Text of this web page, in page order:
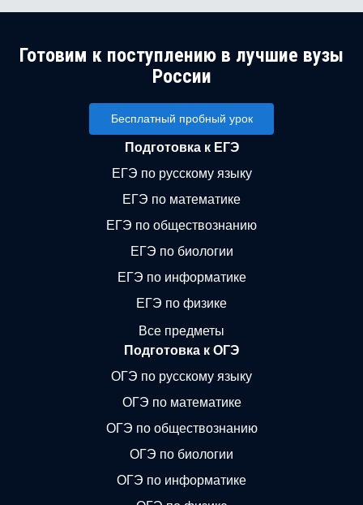
Готовим к поступлению в лучшие вузы
России
Бесплатный пробный урок
Подготовка к ЕГЭ
ЕГЭ по русскому языку
ЕГЭ по математике
ЕГЭ по обществознанию
ЕГЭ по биологии
ЕГЭ по информатике
ЕГЭ по физике
Все предметы
Подготовка к ОГЭ
ОГЭ по русскому языку
ОГЭ по математике
ОГЭ по обществознанию
ОГЭ по биологии
ОГЭ по информатике